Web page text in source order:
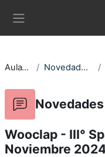
AulaVirtual Novedades del sitio
Wooclap - III°
Noviembre